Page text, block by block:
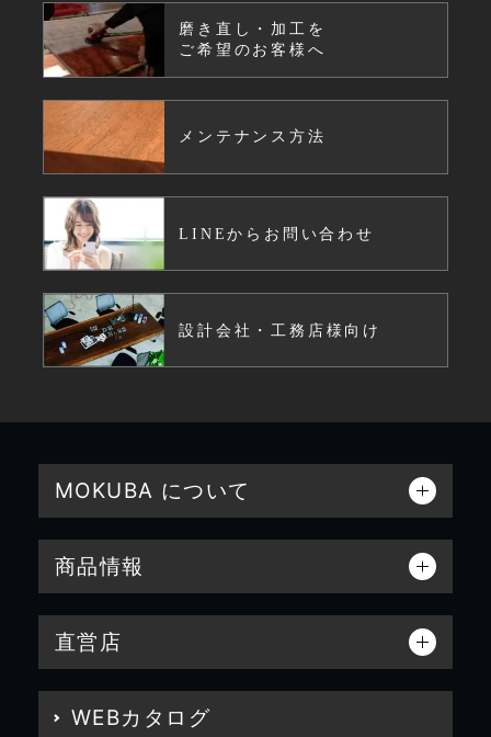
磨き直し・加工を
ご希望のお客様へ
メンテナンス方法
LINEからお問い合わせ
設計会社・工務店様向け
MOKUBA について
商品情報
直営店
WEBカタログ